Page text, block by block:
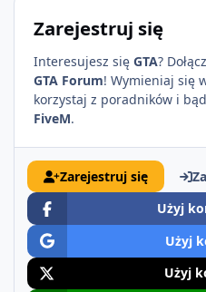
Zarejestruj się
Interesujesz się GTA?
GTA Forum! Wymieniaj się
korzystaj z poradników i
FiveM.
Zarejestruj się
Użyj
Użyj
Użyj